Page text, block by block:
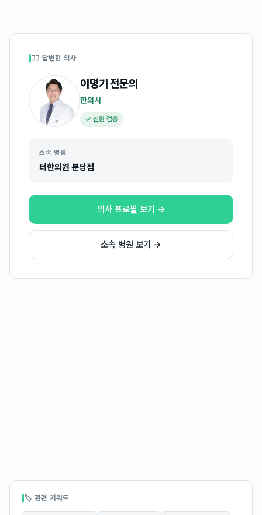
👩‍⚕️ 답변한 의사
이명기전문의
한의사
✓ 신원 검증
소속 병원
터한의원 분당점
의사 프로필 보기 →
소속 병원 보기 →
🏷 관련 키워드